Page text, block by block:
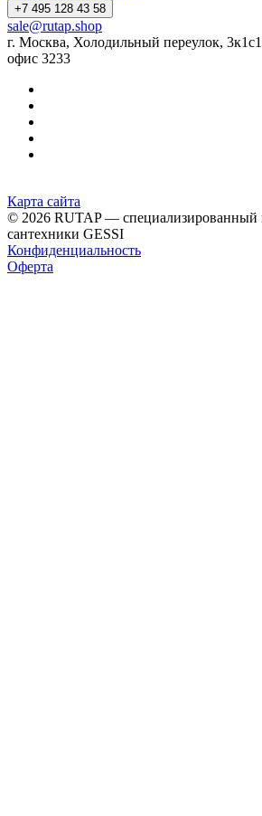
+7 495 128 43 58
sale@rutap.shop
г. Москва, Холодильный переулок,
офис 3233
Карта сайта
© 2026 RUTAP — специализированный
сантехники GESSI
Конфиденциальность
Оферта